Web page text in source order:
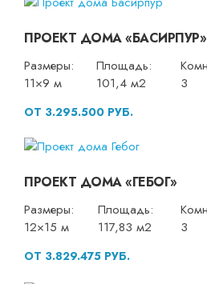
ПРОЕКТ ДОМА «БАСИРПУР»
Размеры:
11×9 м
Площадь:
101,4 м2
3
ОТ 3.295.500 РУБ.
ПРОЕКТ ДОМА «ГЕБОГ»
Размеры:
12×15 м
Площадь:
117,83 м2
3
ОТ 3.829.475 РУБ.